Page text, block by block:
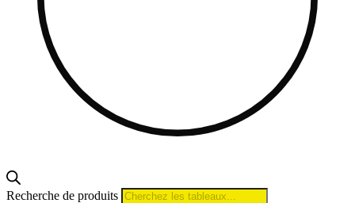
Recherche de produits